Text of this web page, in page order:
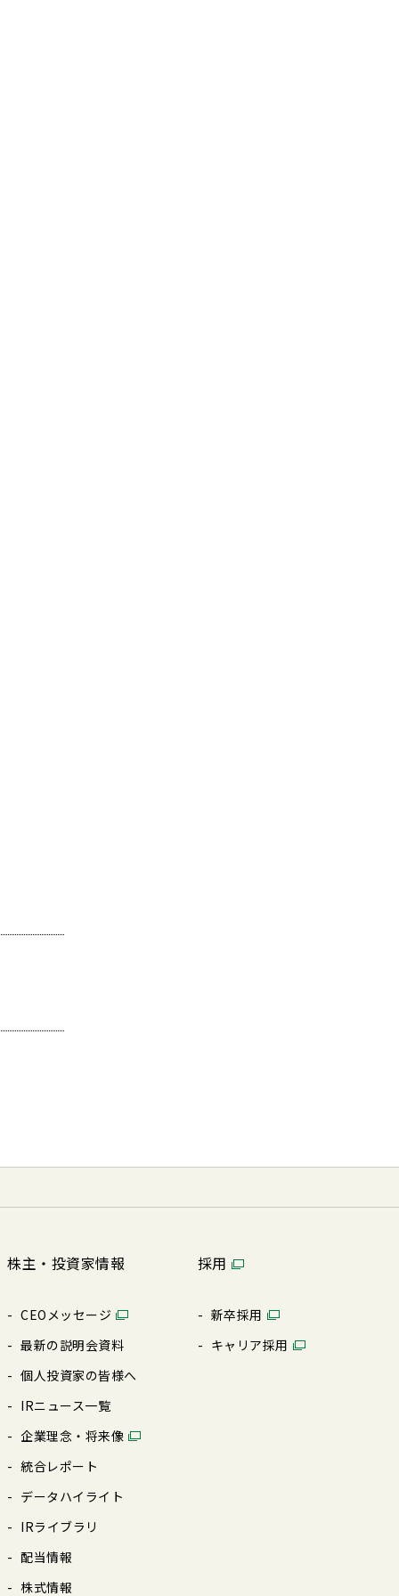
株主・投資家情報
CEOメッセージ
最新の説明会資料
個⼈投資家の皆様へ
IRニュース⼀覧
企業理念・将来像
統合レポート
データハイライト
IRライブラリ
配当情報
株式情報
採用
新卒採⽤
キャリア採⽤